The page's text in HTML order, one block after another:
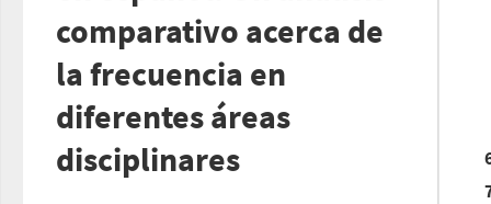
comparativo acerca de
la frecuencia en
diferentes áreas
disciplinares